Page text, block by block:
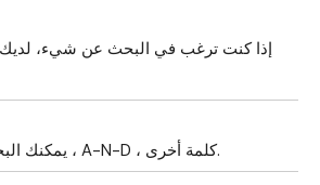
إذا كنت ترغب في البحث عن شيء، لديك
يمكنك البحث عن مصطلح واحد ، A-N-D ، كلمة أخرى.